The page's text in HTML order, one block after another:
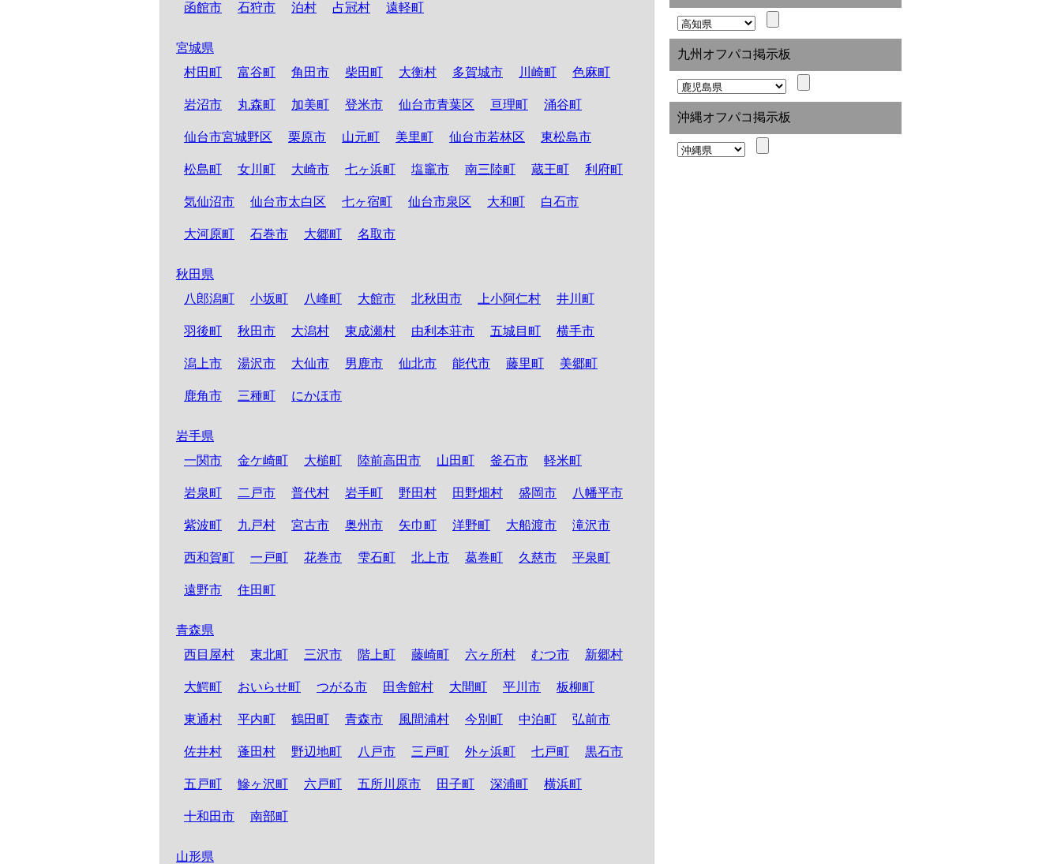
函館市 石狩市 泊村 占冠村 遠軽町
宮城県
村田町
富谷町 角田市 柴田町 大衡村 多賀城市 川崎町 色麻町
岩沼市 丸森町 加美町 登米市 仙台市青葉区 亘理町 涌谷町
仙台市宮城野区 栗原市 山元町 美里町 仙台市若林区 東松島市
松島町 女川町 大崎市 七ヶ浜町 塩竈市 南三陸町 蔵王町 利府町
気仙沼市 仙台市太白区 七ヶ宿町 仙台市泉区 大和町 白石市
大河原町 石巻市 大郷町 名取市
秋田県
八郎潟町
小坂町 八峰町 大館市 北秋田市 上小阿仁村 井川町
羽後町 秋田市 大潟村 東成瀬村 由利本荘市 五城目町 横手市
潟上市 湯沢市 大仙市 男鹿市 仙北市 能代市 藤里町 美郷町
鹿角市 三種町 にかほ市
岩手県
一関市
金ケ崎町 大槌町 陸前高田市 山田町 釜石市 軽米町
岩泉町 二戸市 普代村 岩手町 野田村 田野畑村 盛岡市 八幡平市
紫波町 九戸村 宮古市 奥州市 矢巾町 洋野町 大船渡市 滝沢市
西和賀町 一戸町 花巻市 雫石町 北上市 葛巻町 久慈市 平泉町
遠野市 住田町
青森県
西目屋村
東北町 三沢市 階上町 藤崎町 六ヶ所村 むつ市 新郷村
大鰐町 おいらせ町 つがる市 田舎館村 大間町 平川市 板柳町
東通村 平内町 鶴田町 青森市 風間浦村 今別町 中泊町 弘前市
佐井村 蓬田村 野辺地町 八戸市 三戸町 外ヶ浜町 七戸町 黒石市
五戸町 鰺ヶ沢町 六戸町 五所川原市 田子町 深浦町 横浜町
十和田市 南部町
山形県
九州オフパコ掲示板
沖縄オフパコ掲示板